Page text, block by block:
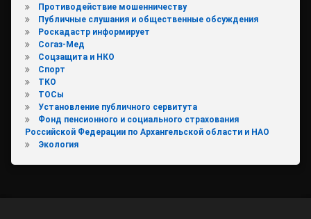
Противодействие мошенничеству
Публичные слушания и общественные обсуждения
Роскадастр информирует
Согаз-Мед
Соцзащита и НКО
Спорт
ТКО
ТОСы
Установление публичного сервитута
Фонд пенсионного и социального страхования
Российской Федерации по Архангельской области и НАО
Экология